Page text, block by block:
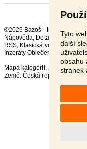
Tyto
další
obsahu
stránek
©2026 Bazoš - Inzerce, Bazar
Nápověda, Dotazy
RSS,
Inzeráty Oblečení celkem:
Mapa kategorií,
Země: Česká republika